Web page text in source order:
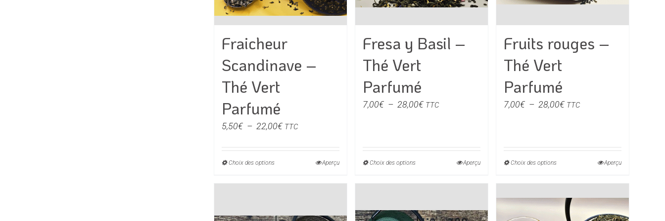
du
produit
du
du
Fraicheur
Scandinave –
Thé Vert
Parfumé
5,50€ – 22,00€Plage
prix :
TTC
Choix des optionsCe
variations.
Aperçu
Fresa y Basil –
Thé Vert
Parfumé
7,00€ – 28,00€Plage
TTC
Choix des optionsCe
variations.
Aperçu
Fruits rouges –
Thé Vert
Parfumé
7,00€ – 28,00€Plage
TTC
Choix des optionsCe
plusieurs
variations.
Aperçu